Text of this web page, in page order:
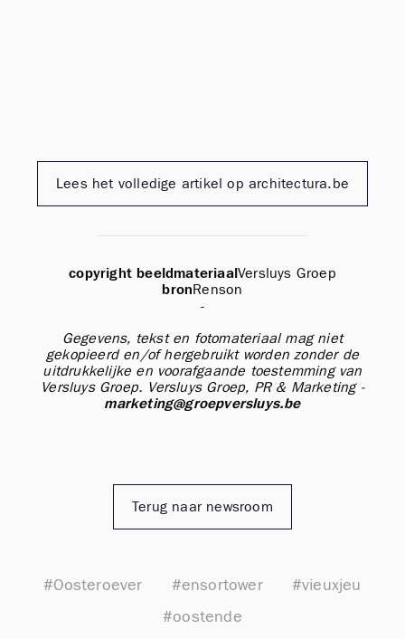
Lees het volledige artikel op architectura.be
copyright beeldmateriaalVersluys Groep
bronRenson
-
Gegevens, tekst en fotomateriaal mag niet
gekopieerd en/of hergebruikt worden zonder de
uitdrukkelijke en voorafgaande toestemming van
Versluys Groep. Versluys Groep, PR & Marketing -
marketing@groepversluys.be
Terug naar newsroom
#Oosteroever #ensortower
#vieuxjeu
#oostende